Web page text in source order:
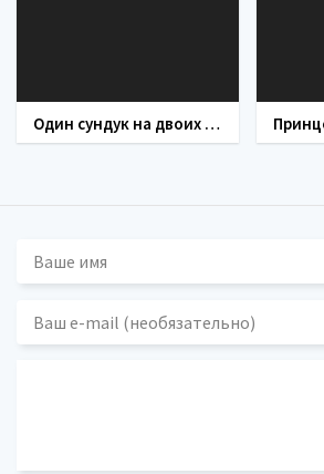
Один сундук на двоих (сериал 2016)